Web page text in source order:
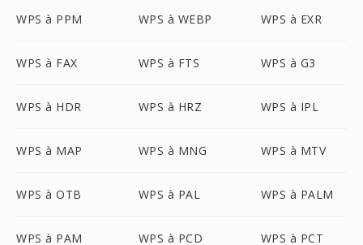
WPS à PPM WPS à WEBP WPS à EXR
WPS à FAX WPS à FTS WPS à G3
WPS à HDR WPS à HRZ WPS à IPL
WPS à MAP WPS à MNG WPS à MTV
WPS à OTB WPS à PAL WPS à PALM
WPS à PAM WPS à PCD WPS à PCT